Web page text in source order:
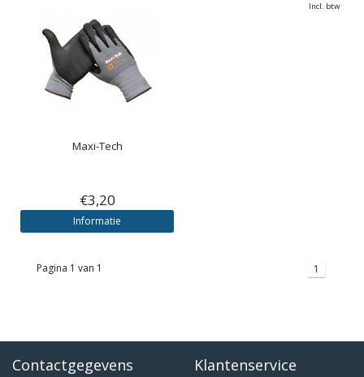
Maxi-Tech
€3,20
Informatie
Incl. btw
Pagina 1 van 1 1
Contactgegevens Klantenservice